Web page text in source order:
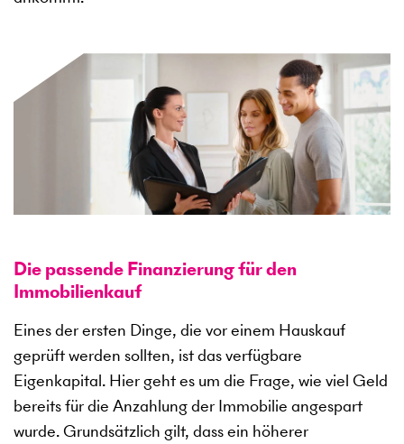
Die passende Finanzierung für den
Immobilienkauf
Eines der ersten Dinge, die vor einem Hauskauf
geprüft werden sollten, ist das verfügbare
Eigenkapital. Hier geht es um die Frage, wie viel Geld
bereits für die Anzahlung der Immobilie angespart
wurde. Grundsätzlich gilt, dass ein höherer